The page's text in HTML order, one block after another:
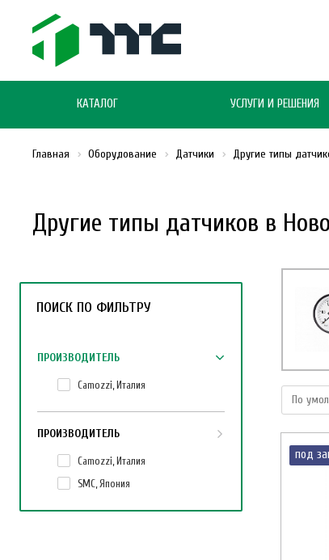
КАТАЛОГ УСЛУГИ И РЕШЕНИЯ
Другие типы датчиков в
Главная Оборудование Датчики Другие типы
под
ПОИСК ПО ФИЛЬТРУ
ПРОИЗВОДИТЕЛЬ
Camozzi, Италия
ПРОИЗВОДИТЕЛЬ
Camozzi, Италия
SMC, Япония